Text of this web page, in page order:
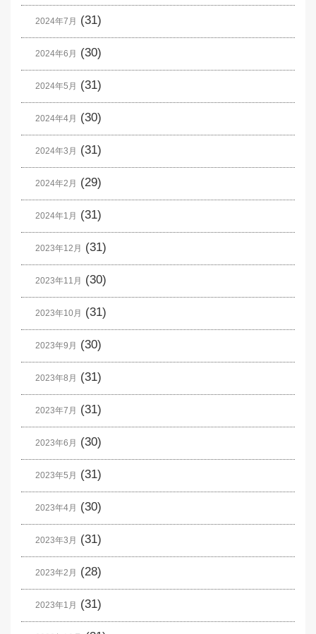
2024年7月 (31)
2024年6月 (30)
2024年5月 (31)
2024年4月 (30)
2024年3月 (31)
2024年2月 (29)
2024年1月 (31)
2023年12月 (31)
2023年11月 (30)
2023年10月 (31)
2023年9月 (30)
2023年8月 (31)
2023年7月 (31)
2023年6月 (30)
2023年5月 (31)
2023年4月 (30)
2023年3月 (31)
2023年2月 (28)
2023年1月 (31)